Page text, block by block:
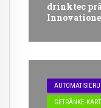
drinktec
GETRÄNKE-